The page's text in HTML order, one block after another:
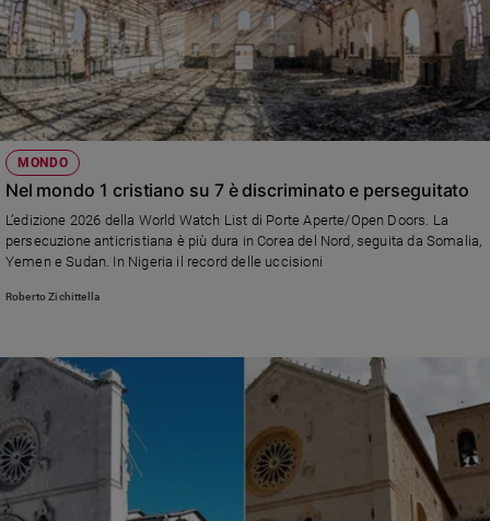
Foto
Video
Podcast
Privacy
Chi
siamo
Contatti
Pubblicità
Registrati
MONDO
Nel mondo 1 cristiano su 7 è discriminato e perseguitato
L’edizione 2026 della World Watch List di Porte Aperte/Open Doors. La
persecuzione anticristiana è più dura in Corea del Nord, seguita da Somalia,
Yemen e Sudan. In Nigeria il record delle uccisioni
Roberto Zichittella